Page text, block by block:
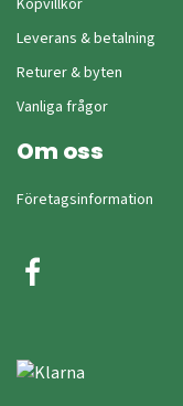
Leverans & betalning
Returer & byten
Vanliga frågor
Om oss
Företagsinformation